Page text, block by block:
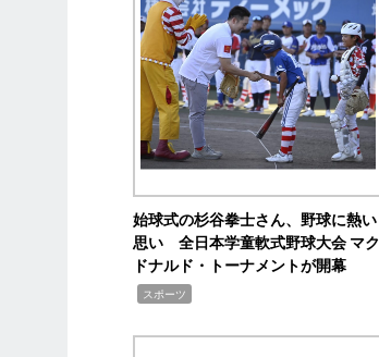
始球式の杉谷拳士さん、野球に熱い
思い 全日本学童軟式野球大会 マク
ドナルド・トーナメントが開幕
スポーツ